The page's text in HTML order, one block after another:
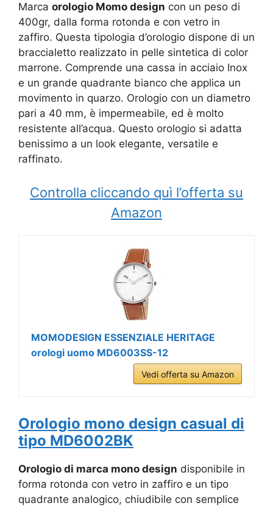
Marca orologio Momo design con un peso di
400gr, dalla forma rotonda e con vetro in
zaffiro. Questa tipologia d’orologio dispone di un
braccialetto realizzato in pelle sintetica di color
marrone. Comprende una cassa in acciaio Inox
e un grande quadrante bianco che applica un
movimento in quarzo. Orologio con un diametro
pari a 40 mm, è impermeabile, ed è molto
resistente all’acqua. Questo orologio si adatta
benissimo a un look elegante, versatile e
raffinato.
Controlla cliccando quì l’offerta su
Amazon
MOMODESIGN ESSENZIALE HERITAGE
orologi uomo MD6003SS-12
Vedi offerta su Amazon
Orologio mono design casual di
tipo MD6002BK
Orologio di marca mono design disponibile in
forma rotonda con vetro in zaffiro e un tipo
quadrante analogico, chiudibile con semplice